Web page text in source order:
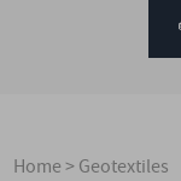
Home>Geotextiles